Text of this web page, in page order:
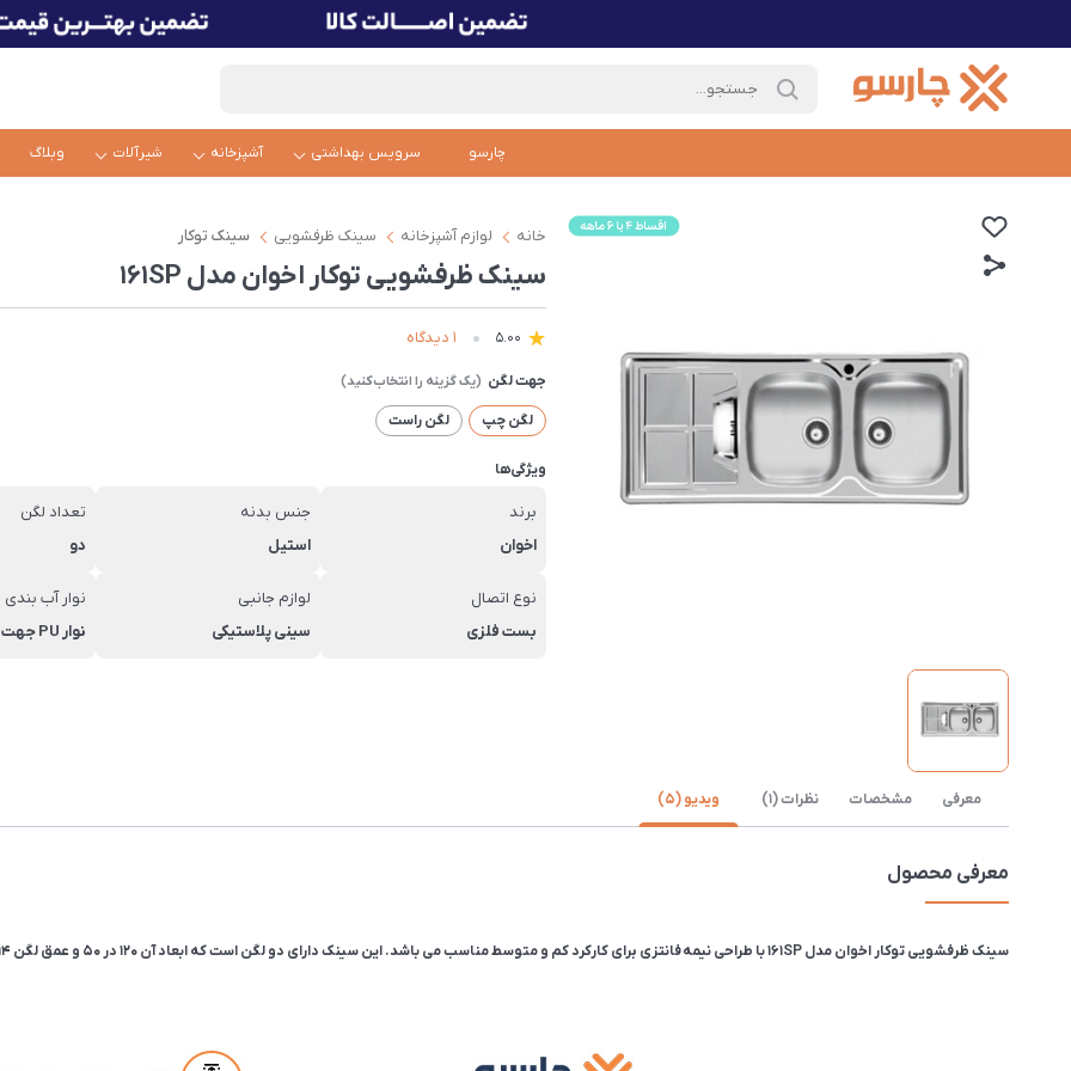
چارسو سرویس بهداشتی آشپزخانه شیرآلات وبلاگ
خانه لوازم آشپزخانه سینک ظرفشویی سینک توکار
سینک ظرفشویی توکار اخوان مدل 161SP
5.00 1 دیدگاه
جهت لگن
لگن چپ لگن راست
ویژگی‌ها
برند
اخوان
جنس بدنه
استیل
تعداد لگن
دو
نوع اتصال
بست فلزی
لوازم جانبی
سینی پلاستیکی
نوار آب بندی
نوار PU جهت آب بندی بهتر
معرفی مشخصات نظرات (1) ویدیو (5)
معرفی محصول
سینک ظرفشویی توکار اخوان مدل 161SP با طراحی نیمه فانتزی برای کارکرد کم و متوسط مناسب می باشد. این سینک دارای دو لگن است که ابعاد آن 120 در 50 و عمق لگن 14 سانتیمتر و ضخامت ورق این سینک 0.6 میلیمتر می باشد.